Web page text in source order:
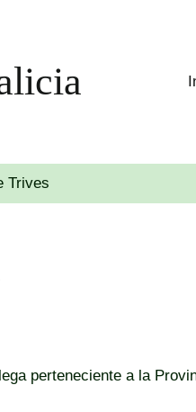
Trives
perteneciente a la